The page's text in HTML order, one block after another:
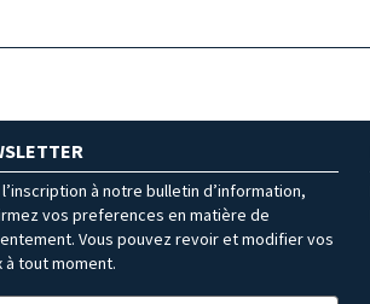
à notre bulletin d’information,
vos preferences en matière de
Vous pouvez revoir et modifier vos
à tout moment.